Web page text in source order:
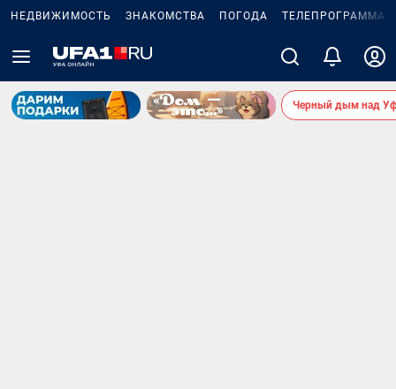
НЕДВИЖИМОСТЬ ЗНАКОМСТВА ПОГОДА ТЕЛЕПРОГРАММА
Черный дым над